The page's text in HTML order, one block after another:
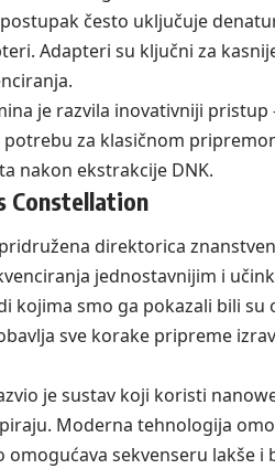
često uključuje
Adapteri su ključni za
je razvila inovativniji
za klasičnom
nakon ekstrakcije DNK.
Constellation
pridružena direktorica
jednostavnijim i
kojima smo ga pokazali bili su
sve korake pripreme
je sustav koji koristi
Moderna tehnologija
omogućava sekvenseru lakše i